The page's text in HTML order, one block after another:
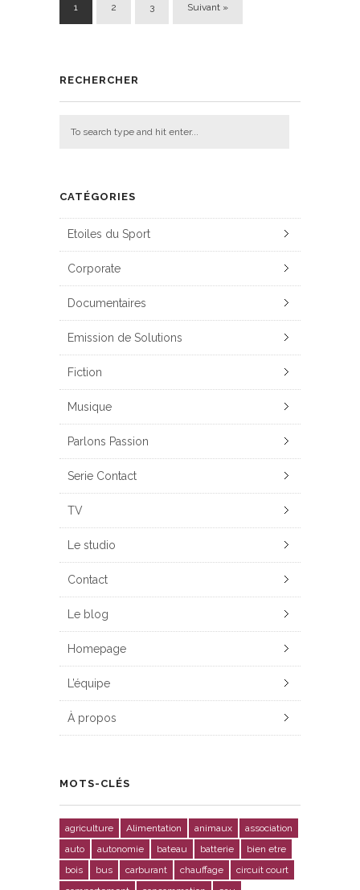
1 2 3 Suivant »
RECHERCHER
CATÉGORIES
Etoiles du Sport
Corporate
Documentaires
Emission de Solutions
Fiction
Musique
Parlons Passion
Serie Contact
TV
Le studio
Contact
Le blog
Homepage
L’équipe
À propos
MOTS-CLÉS
agriculture Alimentation animaux
association
auto
autonomie bateau batterie
bien etre
bois
bus carburant chauffage
circuit court